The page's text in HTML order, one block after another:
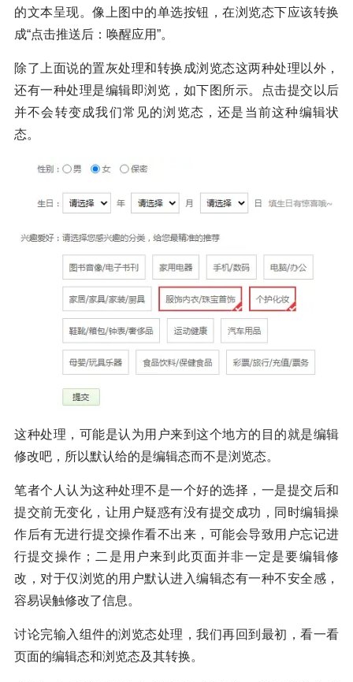
的文本呈现。像上图中的单选按钮，在浏览态下应该转换
成“点击推送后：唤醒应用”。
除了上面说的置灰处理和转换成浏览态这两种处理以外，
还有一种处理是编辑即浏览，如下图所示。点击提交以后
并不会转变成我们常见的浏览态，还是当前这种编辑状
态。
这种处理，可能是认为用户来到这个地方的目的就是编辑
修改吧，所以默认给的是编辑态而不是浏览态。
笔者个人认为这种处理不是一个好的选择，一是提交后和
提交前无变化，让用户疑惑有没有提交成功，同时编辑操
作后有无进行提交操作看不出来，可能会导致用户忘记进
行提交操作；二是用户来到此页面并非一定是要编辑修
改，对于仅浏览的用户默认进入编辑态有一种不安全感，
容易误触修改了信息。
讨论完输入组件的浏览态处理，我们再回到最初，看一看
页面的编辑态和浏览态及其转换。